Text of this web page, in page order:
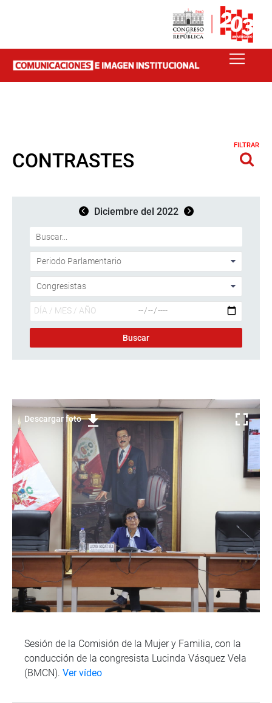
CONTRASTES
FILTRAR
Diciembre del 2022
Descargar foto
Sesión de la Comisión de la Mujer y Familia, con la
conducción de la congresista Lucinda Vásquez Vela
(BMCN). Ver vídeo